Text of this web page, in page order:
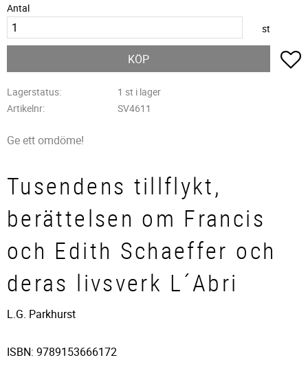
Antal
st
KÖP
Lagerstatus
1 st i lager
Artikelnr
SV4611
Ge ett omdöme!
Tusendens tillflykt,
berättelsen om Francis
och Edith Schaeffer och
deras livsverk L´Abri
L.G. Parkhurst
ISBN: 9789153666172